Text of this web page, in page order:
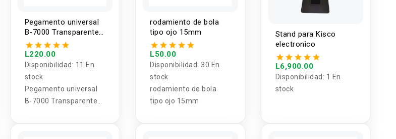
Pegamento universal
B-7000 Transparente
110ml Zhanlida
L220.00
Disponibilidad: 11 En
stock
Pegamento universal
B-7000 Transparente
rodamiento de bola
tipo ojo 15mm
L50.00
Disponibilidad: 30 En
stock
rodamiento de bola
tipo ojo 15mm
Stand para Kisco
electronico
L6,900.00
Disponibilidad: 1 En
stock